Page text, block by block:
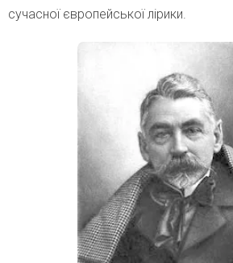
сучасної європейської лірики.